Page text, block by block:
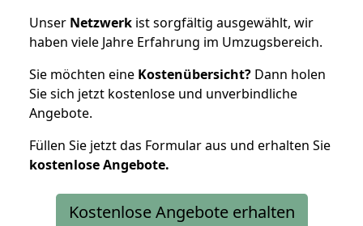
Unser Netzwerk ist sorgfältig ausgewählt, wir
haben viele Jahre Erfahrung im Umzugsbereich.
Sie möchten eine Kostenübersicht? Dann holen
Sie sich jetzt kostenlose und unverbindliche
Angebote.
Füllen Sie jetzt das Formular aus und erhalten Sie
kostenloseAngebote.
Kostenlose Angebote erhalten